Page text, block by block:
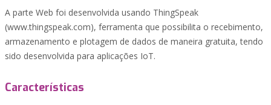
A parte Web foi desenvolvida usando ThingSpeak
(www.thingspeak.com), ferramenta que possibilita o recebimento,
armazenamento e plotagem de dados de maneira gratuita, tendo
sido desenvolvida para aplicações IoT.
Características